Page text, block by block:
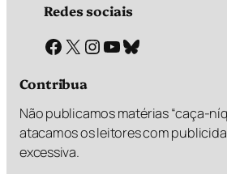
Redes sociais
Facebook X Instagram Youtube Bluesky
Contribua
Não publicamos matérias “caça-
atacamos os leitores com
excessiva.